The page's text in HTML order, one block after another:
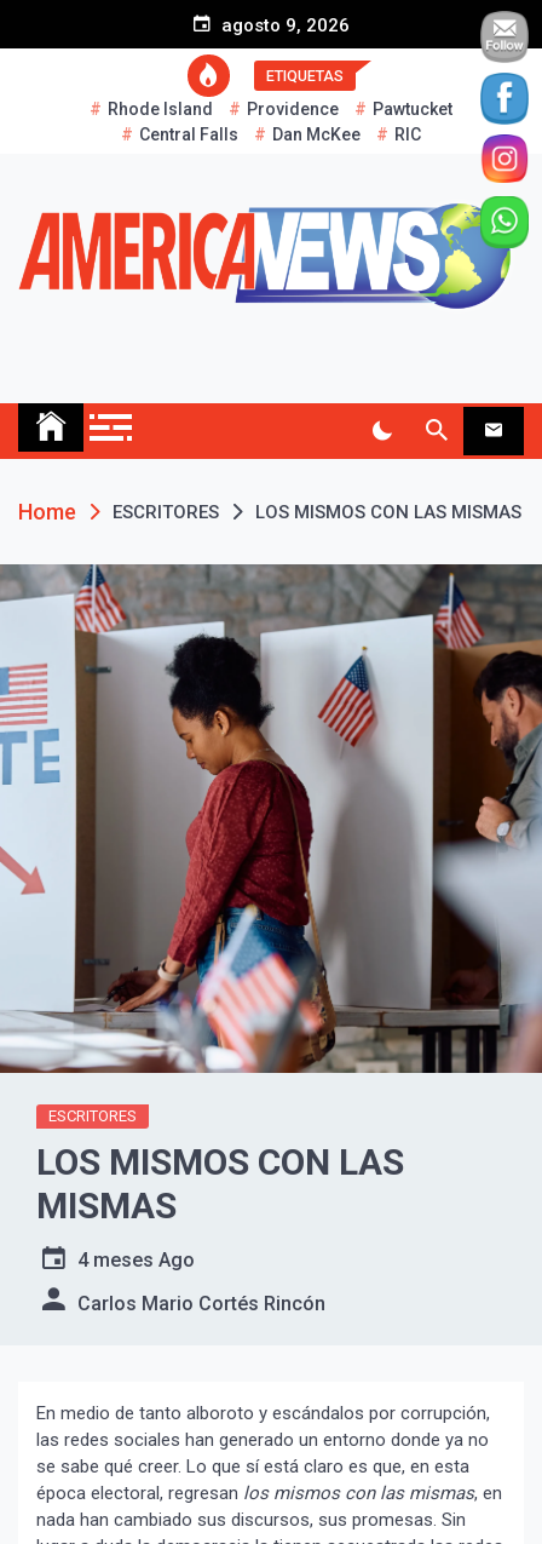
agosto 9, 2026
ETIQUETAS
Rhode Island Providence
Pawtucket
Central Falls
Dan McKee RIC
Home ESCRITORES LOS MISMOS CON LAS MISMAS
ESCRITORES
LOS MISMOS CON LAS
MISMAS
4 meses Ago
Carlos Mario Cortés Rincón
En medio de tanto alboroto y escándalos por corrupción,
las redes sociales han generado un entorno donde ya no
se sabe qué creer. Lo que sí está claro es que, en esta
época electoral, regresan los mismos con las mismas, en
nada han cambiado sus discursos, sus promesas. Sin